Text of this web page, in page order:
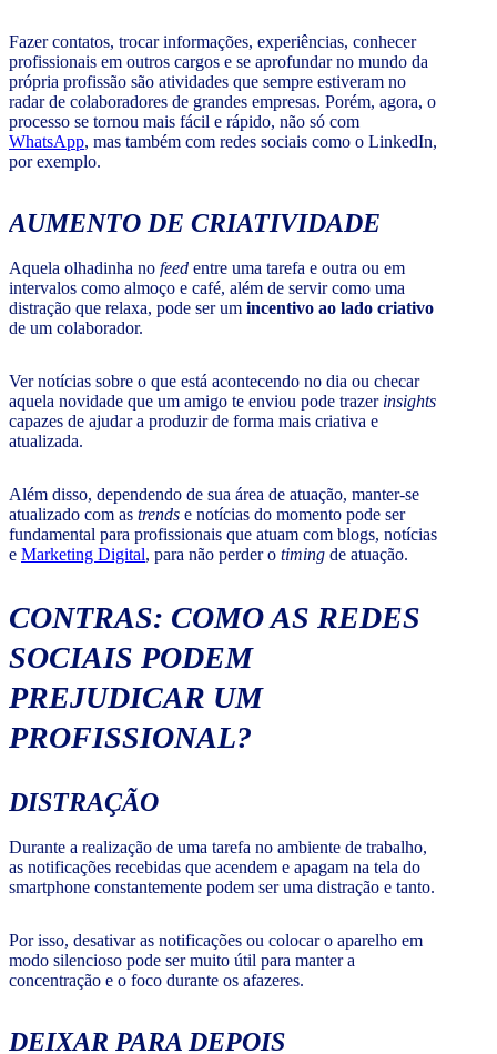
Fazer contatos, trocar informações, experiências, conhecer
profissionais em outros cargos e se aprofundar no mundo da
própria profissão são atividades que sempre estiveram no
radar de colaboradores de grandes empresas. Porém, agora, o
processo se tornou mais fácil e rápido, não só com
WhatsApp, mas também com redes sociais como o LinkedIn,
por exemplo.
AUMENTO DE CRIATIVIDADE
Aquela olhadinha no feed entre uma tarefa e outra ou em
intervalos como almoço e café, além de servir como uma
distração que relaxa, pode ser um incentivo ao lado criativo
de um colaborador.
Ver notícias sobre o que está acontecendo no dia ou checar
aquela novidade que um amigo te enviou pode trazer insights
capazes de ajudar a produzir de forma mais criativa e
atualizada.
Além disso, dependendo de sua área de atuação, manter-se
atualizado com as trends e notícias do momento pode ser
fundamental para profissionais que atuam com blogs, notícias
e Marketing Digital, para não perder o timing de atuação.
CONTRAS: COMO AS REDES
SOCIAIS PODEM
PREJUDICAR UM
PROFISSIONAL?
DISTRAÇÃO
Durante a realização de uma tarefa no ambiente de trabalho,
as notificações recebidas que acendem e apagam na tela do
smartphone constantemente podem ser uma distração e tanto.
Por isso, desativar as notificações ou colocar o aparelho em
modo silencioso pode ser muito útil para manter a
concentração e o foco durante os afazeres.
DEIXAR PARA DEPOIS